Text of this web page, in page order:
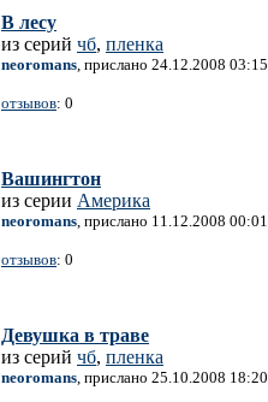
В лесу
из серий чб, пленка
neoromans, прислано 24.12.2008 03:15
отзывов: 0
Вашингтон
из серии Америка
neoromans, прислано 11.12.2008 00:01
отзывов: 0
Девушка в траве
из серий чб, пленка
neoromans, прислано 25.10.2008 18:20